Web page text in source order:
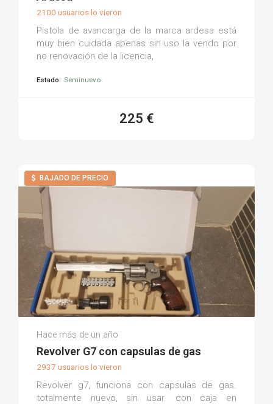
2100 usuarios lo vieron
Pistola de avancarga de la marca ardesa está
muy bien cuidada apenas sin uso la vendo por
no renovación de la licencia,
Estado: Seminuevo
225 €
BAJADO DE PRECIO
Doble L.
Hace más de un año
Revolver G7 con capsulas de gas
2937 usuarios lo vieron
Revolver g7, funciona con capsulas de gas.
totalmente nuevo, sin usar. con caja en